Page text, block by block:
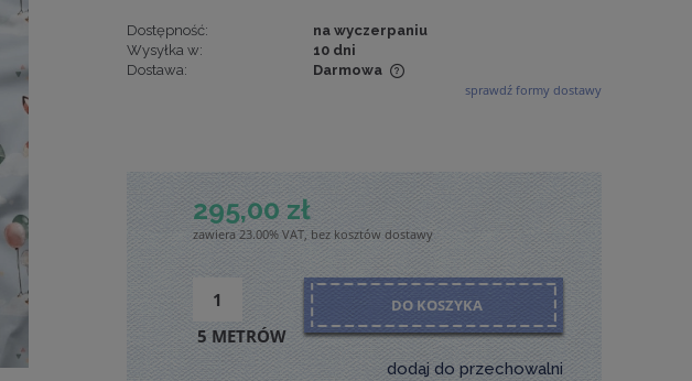
Dostępność:
na wyczerpaniu
Wysyłka w:
10 dni
Dostawa:
Darmowa
sprawdź formy dostawy
295,00 zł
zawiera 23.00% VAT, bez kosztów dostawy
5 METRÓW
DO KOSZYKA
dodaj do przechowalni